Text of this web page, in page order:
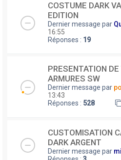
COSTUME DARK
EDITION
Dernier message par
16:55
Réponses : 19
PRESENTATION
ARMURES SW
Dernier message par
13:43
Réponses : 528
CUSTOMISATION
DARK ARGENT
Dernier message par